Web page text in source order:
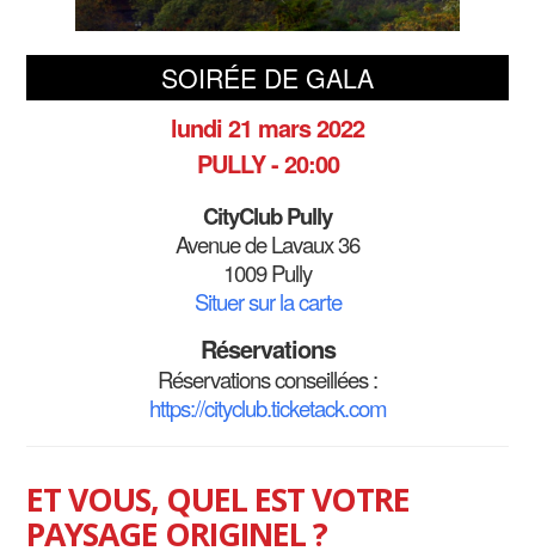
SOIRÉE DE GALA
lundi 21 mars 2022
PULLY - 20:00
CityClub Pully
Avenue de Lavaux 36
1009 Pully
Situer sur la carte
Réservations
Réservations conseillées :
https://cityclub.ticketack.com
ET VOUS, QUEL EST VOTRE
PAYSAGE ORIGINEL ?